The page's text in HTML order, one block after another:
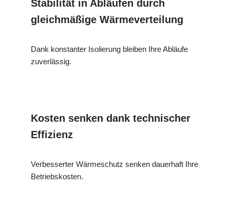
Stabilität in Abläufen durch
gleichmäßige Wärmeverteilung
Dank konstanter Isolierung bleiben Ihre Abläufe
zuverlässig.
Kosten senken dank technischer
Effizienz
Verbesserter Wärmeschutz senken dauerhaft Ihre
Betriebskosten.